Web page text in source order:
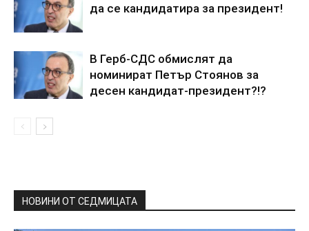
да се кандидатира за президент!
В Герб-СДС обмислят да
номинират Петър Стоянов за
десен кандидат-президент?!?
НОВИНИ ОТ СЕДМИЦАТА